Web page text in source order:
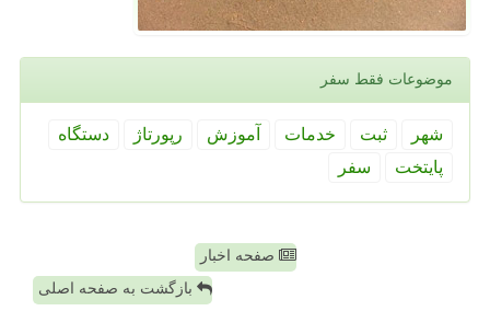
موضوعات فقط سفر
شهر ثبت خدمات آموزش رپورتاژ
دستگاه
پایتخت
سفر
صفحه اخبار
بازگشت به صفحه اصلی